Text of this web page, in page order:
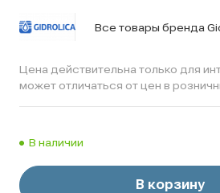
Все товары бренда
Цена действительна только для
может отличаться от цен в
В наличии
В корзину